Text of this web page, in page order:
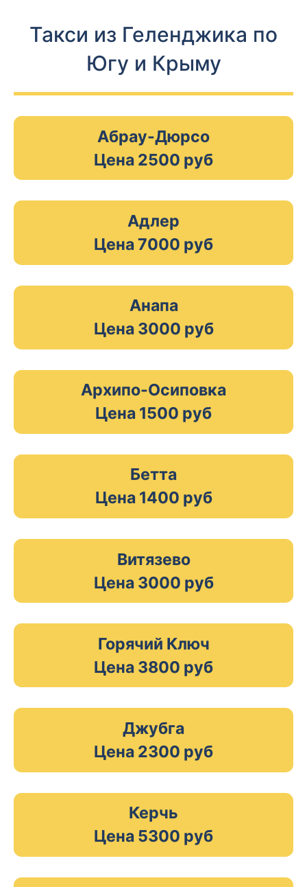
Такси из Геленджика по
Югу и Крыму
Абрау-Дюрсо
Цена 2500 руб
Адлер
Цена 7000 руб
Анапа
Цена 3000 руб
Архипо-Осиповка
Цена 1500 руб
Бетта
Цена 1400 руб
Витязево
Цена 3000 руб
Горячий Ключ
Цена 3800 руб
Джубга
Цена 2300 руб
Керчь
Цена 5300 руб